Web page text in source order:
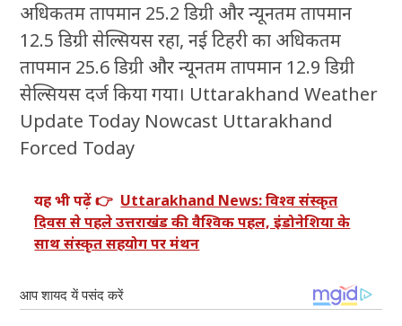
अधिकतम तापमान 25.2 डिग्री और न्यूनतम तापमान
12.5 डिग्री सेल्सियस रहा, नई टिहरी का अधिकतम
तापमान 25.6 डिग्री और न्यूनतम तापमान 12.9 डिग्री
सेल्सियस दर्ज किया गया। Uttarakhand Weather
Update Today Nowcast Uttarakhand
Forced Today
यह भी पढ़ें 👉 Uttarakhand News: विश्व संस्कृत
दिवस से पहले उत्तराखंड की वैश्विक पहल, इंडोनेशिया के
साथ संस्कृत सहयोग पर मंथन